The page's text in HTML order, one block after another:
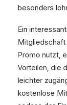
besonders
Ein
Mitgliedschaft
Promo nutzt,
Vorteilen, die
leichter
kostenlose